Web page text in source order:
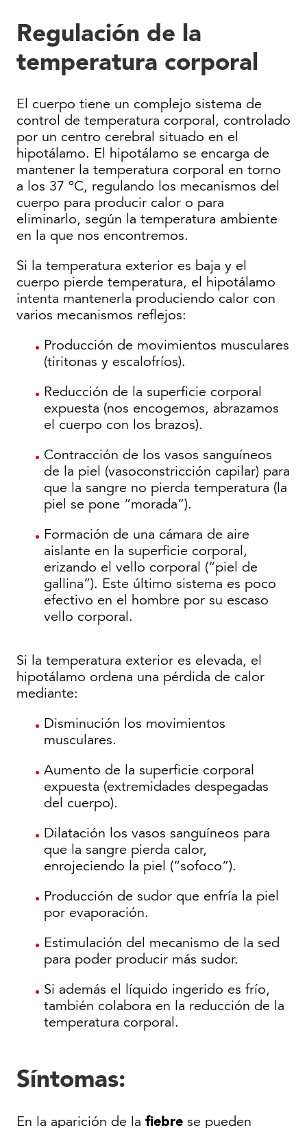
Regulación de la
temperatura corporal
El cuerpo tiene un complejo sistema de
control de temperatura corporal, controlado
por un centro cerebral situado en el
hipotálamo. El hipotálamo se encarga de
mantener la temperatura corporal en torno
a los 37 ºC, regulando los mecanismos del
cuerpo para producir calor o para
eliminarlo, según la temperatura ambiente
en la que nos encontremos.
Si la temperatura exterior es baja y el
cuerpo pierde temperatura, el hipotálamo
intenta mantenerla produciendo calor con
varios mecanismos reflejos:
Producción de movimientos musculares
(tiritonas y escalofríos).
Reducción de la superficie corporal
expuesta (nos encogemos, abrazamos
el cuerpo con los brazos).
Contracción de los vasos sanguíneos
de la piel (vasoconstricción capilar) para
que la sangre no pierda temperatura (la
piel se pone “morada”).
Formación de una cámara de aire
aislante en la superficie corporal,
erizando el vello corporal (“piel de
gallina”). Este último sistema es poco
efectivo en el hombre por su escaso
vello corporal.
Si la temperatura exterior es elevada, el
hipotálamo ordena una pérdida de calor
mediante:
Disminución los movimientos
musculares.
Aumento de la superficie corporal
expuesta (extremidades despegadas
del cuerpo).
Dilatación los vasos sanguíneos para
que la sangre pierda calor,
enrojeciendo la piel (“sofoco”).
Producción de sudor que enfría la piel
por evaporación.
Estimulación del mecanismo de la sed
para poder producir más sudor.
Si además el líquido ingerido es frío,
también colabora en la reducción de la
temperatura corporal.
Síntomas:
En la aparición de la fiebre se pueden